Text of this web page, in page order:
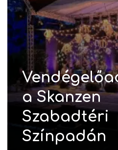
a Skanzen
Szabadtéri
Színpadán